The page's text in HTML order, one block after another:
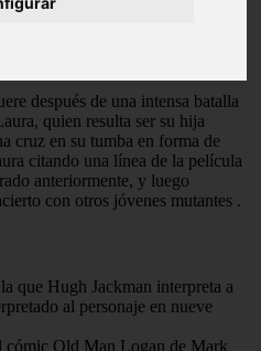
después de una intensa batalla
quien resulta ser su hija
cruz en su tumba en forma de
citando una línea de la película
anteriormente, y luego
con otros jóvenes mutantes .
que Hugh Jackman interpreta a
al personaje en nueve
cómic Old Man Logan de Mark